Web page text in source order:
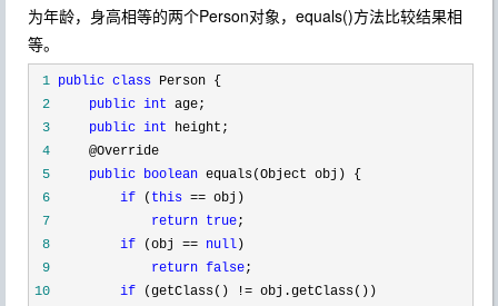
为年龄，身高相等的两个Person对象，equals()方法比较结果相
等。
1 public class
2
public int
3
public int
4
5
public boolean
6
if ( this ==
7
return true
8
if (obj == null
9
return false
10
if (getClass() !=